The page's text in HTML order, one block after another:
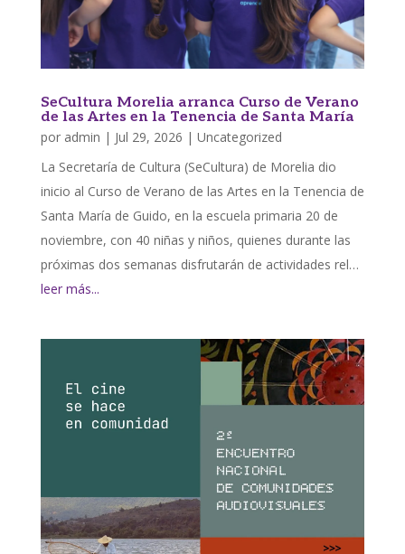
SeCultura Morelia arranca Curso de Verano
de las Artes en la Tenencia de Santa María
por admin | Jul 29, 2026 | Uncategorized
La Secretaría de Cultura (SeCultura) de Morelia dio
inicio al Curso de Verano de las Artes en la Tenencia de
Santa María de Guido, en la escuela primaria 20 de
noviembre, con 40 niñas y niños, quienes durante las
próximas dos semanas disfrutarán de actividades rel…
leer más...